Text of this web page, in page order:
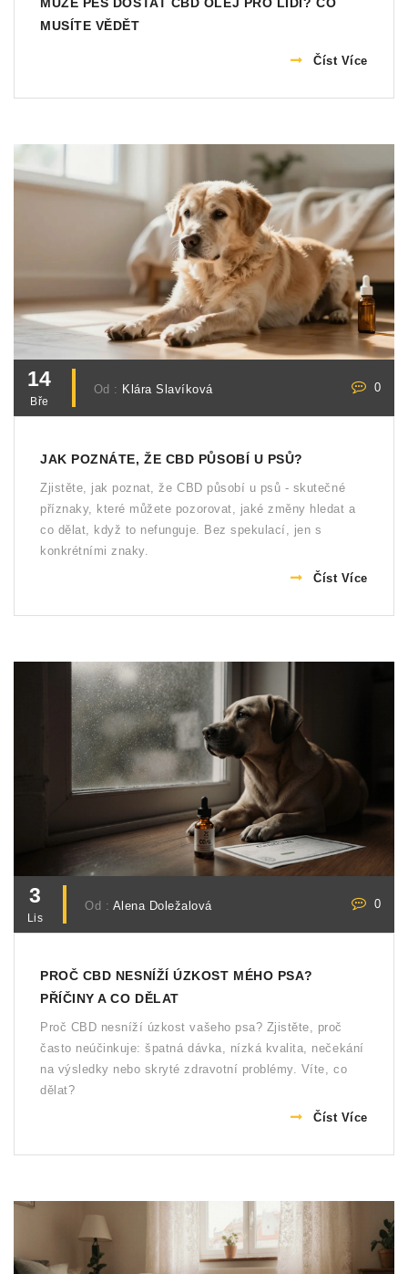
MŮŽE PES DOSTAT CBD OLEJ PRO LIDI? CO
MUSÍTE VĚDĚT
Číst Více
14
Bře
Od : Klára Slavíková 0
JAK POZNÁTE, ŽE CBD PŮSOBÍ U PSŮ?
Zjistěte, jak poznat, že CBD působí u psů - skutečné
příznaky, které můžete pozorovat, jaké změny hledat a
co dělat, když to nefunguje. Bez spekulací, jen s
konkrétními znaky.
Číst Více
3
Lis
Od : Alena Doležalová 0
PROČ CBD NESNÍŽÍ ÚZKOST MÉHO PSA?
PŘÍČINY A CO DĚLAT
Proč CBD nesníží úzkost vašeho psa? Zjistěte, proč
často neúčinkuje: špatná dávka, nízká kvalita, nečekání
na výsledky nebo skryté zdravotní problémy. Víte, co
dělat?
Číst Více